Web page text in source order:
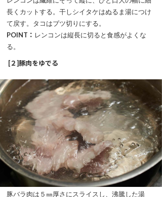
長くカットする。干しシイタケはぬるま湯につけ
て戻す。タコはブツ切りにする。
POINT： レンコンは縦長に切ると食感がよくな
る。
[２]豚肉をゆでる
豚バラ肉は５㎜厚さにスライスし、沸騰した湯